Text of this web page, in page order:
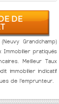
DE
Grandchamp)
Immobilier pratiqués
Meilleur Taux
immobilier indicatif
de l'emprunteur.